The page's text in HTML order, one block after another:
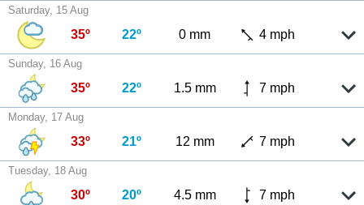
Saturday, 15 Aug
35º 22º 0 mm 4 mph
Sunday, 16 Aug
35º 22º 1.5 mm 7 mph
Monday, 17 Aug
33º 21º 12 mm 7 mph
Tuesday, 18 Aug
30º 20º 4.5 mm 7 mph